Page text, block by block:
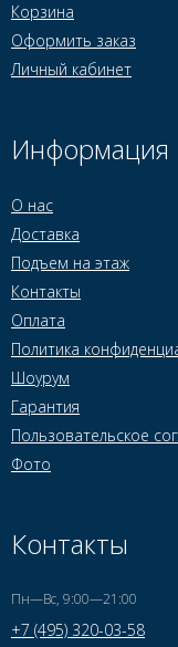
Корзина
Оформить заказ
Личный кабинет
Информация
О нас
Доставка
Подъем на этаж
Контакты
Оплата
Политика
Шоурум
Гарантия
Пользовательское
Фото
Контакты
Пн—Вс, 9:00—21:00
+7 (495) 320-03-58